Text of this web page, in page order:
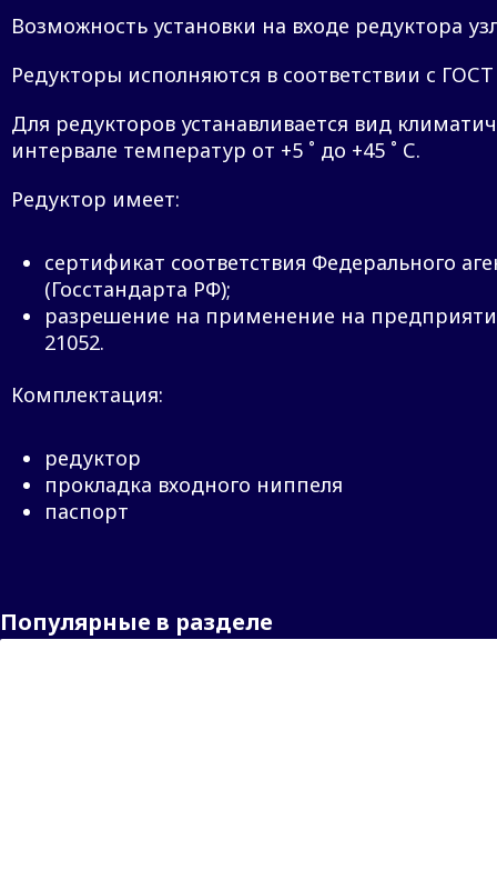
Возможность установки на входе редуктора
Редукторы исполняются в соответствии с ГОСТ
Для редукторов устанавливается вид
интервале температур от +5 ˚ до +45 ˚ С.
Редуктор имеет:
сертификат соответствия Федерального
(Госстандарта РФ);
разрешение на применение на
21052.
Комплектация:
редуктор
прокладка входного ниппеля
паспорт
Популярные в разделе